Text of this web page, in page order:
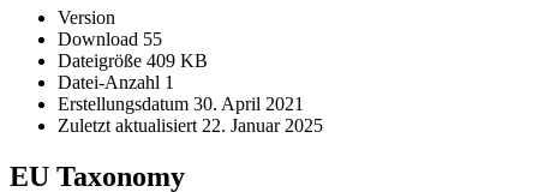
Version
Download 55
Dateigröße 409 KB
Datei-Anzahl 1
Erstellungsdatum 30. April 2021
Zuletzt aktualisiert 22. Januar 2025
EU Taxonomy